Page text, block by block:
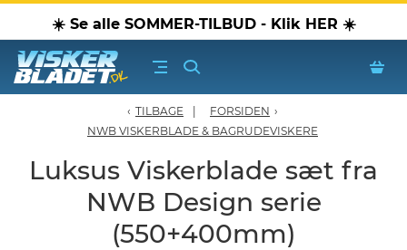
☀️ Se alle SOMMER-TILBUD - Klik HER ☀️
- Oversigt
olier & spray
TILBAGE FORSIDEN ›
NWB VISKERBLADE & BAGRUDEVISKERE
Luksus Viskerblade sæt fra
NWB Design serie
(550+400mm)